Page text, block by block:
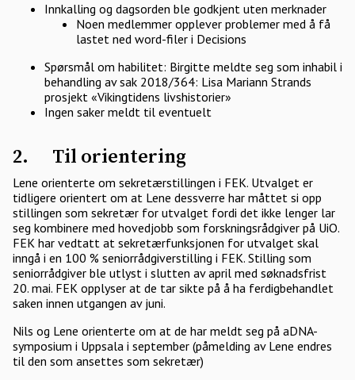
Innkalling og dagsorden ble godkjent uten merknader
Noen medlemmer opplever problemer med å få
lastet ned word-filer i Decisions
Spørsmål om habilitet: Birgitte meldte seg som inhabil i
behandling av sak 2018/364: Lisa Mariann Strands
prosjekt «Vikingtidens livshistorier»
Ingen saker meldt til eventuelt
2. Til orientering
Lene orienterte om sekretærstillingen i FEK. Utvalget er
tidligere orientert om at Lene dessverre har måttet si opp
stillingen som sekretær for utvalget fordi det ikke lenger lar
seg kombinere med hovedjobb som forskningsrådgiver på UiO.
FEK har vedtatt at sekretærfunksjonen for utvalget skal
inngå i en 100 % seniorrådgiverstilling i FEK. Stilling som
seniorrådgiver ble utlyst i slutten av april med søknadsfrist
20. mai. FEK opplyser at de tar sikte på å ha ferdigbehandlet
saken innen utgangen av juni.
Nils og Lene orienterte om at de har meldt seg på aDNA-
symposium i Uppsala i september (påmelding av Lene endres
til den som ansettes som sekretær)